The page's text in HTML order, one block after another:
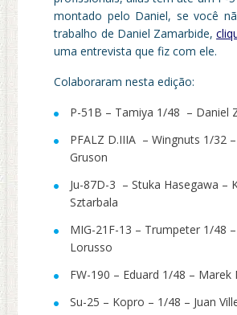
montado pelo Daniel, se você
trabalho de Daniel Zamarbide,
uma entrevista que fiz com ele.
Colaboraram nesta edição:
P-51B – Tamiya 1/48 – Daniel
PFALZ D.IIIA – Wingnuts 1/32
Gruson
Ju-87D-3 – Stuka Hasegawa –
Sztarbala
MIG-21F-13 – Trumpeter 1/48
Lorusso
FW-190 – Eduard 1/48 – Marek
Su-25 – Kopro – 1/48 – Juan